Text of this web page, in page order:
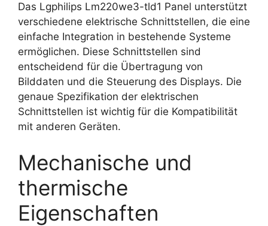
Das Lgphilips Lm220we3-tld1 Panel unterstützt
verschiedene elektrische Schnittstellen, die eine
einfache Integration in bestehende Systeme
ermöglichen. Diese Schnittstellen sind
entscheidend für die Übertragung von
Bilddaten und die Steuerung des Displays. Die
genaue Spezifikation der elektrischen
Schnittstellen ist wichtig für die Kompatibilität
mit anderen Geräten.
Mechanische und
thermische
Eigenschaften